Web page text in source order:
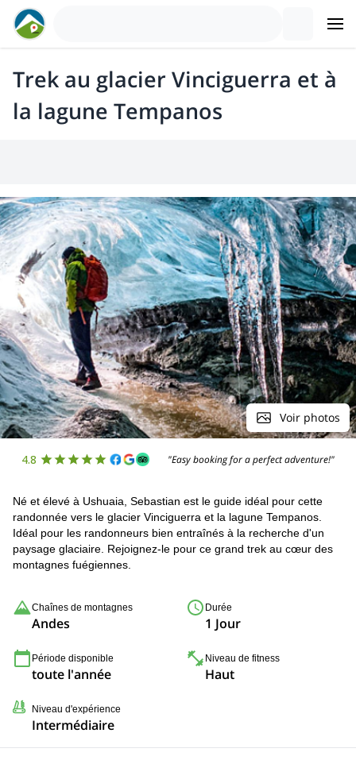
Trek au glacier Vinciguerra et à
la lagune Tempanos
Voir photos
4.8 "Easy booking for a perfect adventure!"
Né et élevé à Ushuaia, Sebastian est le guide idéal pour cette
randonnée vers le glacier Vinciguerra et la lagune Tempanos.
Idéal pour les randonneurs bien entraînés à la recherche d'un
paysage glaciaire. Rejoignez-le pour ce grand trek au cœur des
montagnes fuégiennes.
Chaînes de montagnes
Andes
Durée
1 Jour
Période disponible
toute l'année
Niveau de fitness
Haut
Niveau d'expérience
Intermédiaire